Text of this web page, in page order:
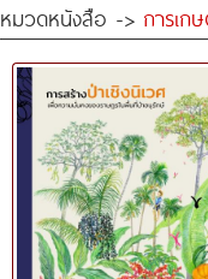
หมวดหนังสือ -> การเก